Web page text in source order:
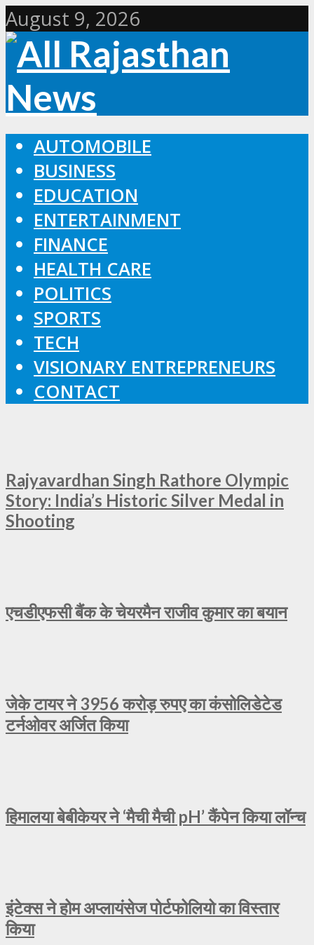
August 9, 2026
AUTOMOBILE
BUSINESS
EDUCATION
ENTERTAINMENT
FINANCE
HEALTH CARE
POLITICS
SPORTS
TECH
VISIONARY ENTREPRENEURS
CONTACT
Rajyavardhan Singh Rathore Olympic
Story: India’s Historic Silver Medal in
Shooting
एचडीएफसी बैंक के चेयरमैन राजीव कुमार का बयान
जेके टायर ने 3956 करोड़ रुपए का कंसोलिडेटेड
टर्नओवर अर्जित किया
हिमालया बेबीकेयर ने ‘मैची मैची pH’ कैंपेन किया लॉन्च
इंटेक्स ने होम अप्लायंसेज पोर्टफोलियो का विस्तार
किया